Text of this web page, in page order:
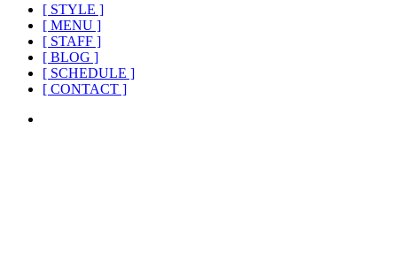
[ STYLE ]
[ MENU ]
[ STAFF ]
[ BLOG ]
[ SCHEDULE ]
[ CONTACT ]